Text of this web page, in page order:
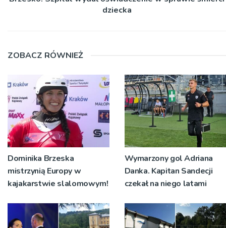
dziecka
ZOBACZ RÓWNIEŻ
Dominika Brzeska
mistrzynią Europy w
kajakarstwie slalomowym!
Wymarzony gol Adriana
Danka. Kapitan Sandecji
czekał na niego latami